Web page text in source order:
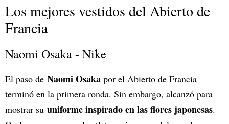
Los mejores vestidos del Abierto de
Francia
Naomi Osaka - Nike
El paso de Naomi Osaka por el Abierto de Francia
terminó en la primera ronda. Sin embargo, alcanzó para
mostrar su uniforme inspirado en las flores japonesas.